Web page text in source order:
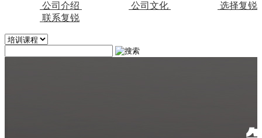
公司介绍
公司文化
选择复锐
联系复锐